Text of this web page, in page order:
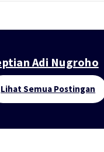
Adi Nugroho
Lihat Semua Postingan